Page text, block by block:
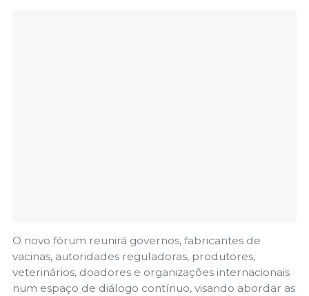
O novo fórum reunirá governos, fabricantes de
vacinas, autoridades reguladoras, produtores,
veterinários, doadores e organizações internacionais
num espaço de diálogo contínuo, visando abordar as